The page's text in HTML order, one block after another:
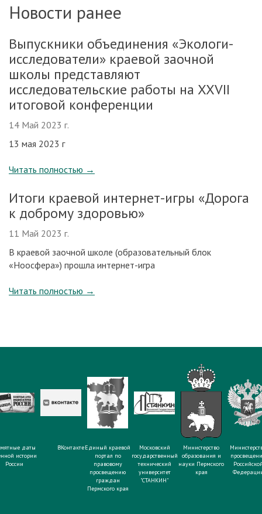
Новости ранее
Выпускники объединения «Экологи-
исследователи» краевой заочной
школы представляют
исследовательские работы на XXVII
итоговой конференции
14 Май 2023 г.
13 мая 2023 г
Читать полностью →
Итоги краевой интернет-игры «Дорога
к доброму здоровью»
11 Май 2023 г.
В краевой заочной школе (образовательный блок
«Ноосфера») прошла интернет-игра
Читать полностью →
даты
истории
России
ВКонтактеЕдиный краевой
портал по
правовому
просвещению
граждан
Пермского края
Московский
государственный
технический
университет
"СТАНКИН"
Министерство
образования и
науки Пермского
края